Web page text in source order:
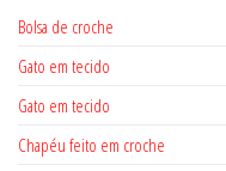
Bolsa de croche
Gato em tecido
Gato em tecido
Chapéu feito em croche